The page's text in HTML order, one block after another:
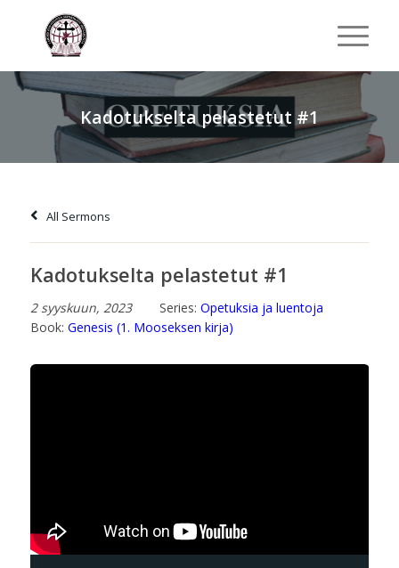
Kadotukselta pelastetut #1
All Sermons
Kadotukselta pelastetut #1
2 syyskuun, 2023 Series: Opetuksia ja luentoja
Book: Genesis (1. Mooseksen kirja)